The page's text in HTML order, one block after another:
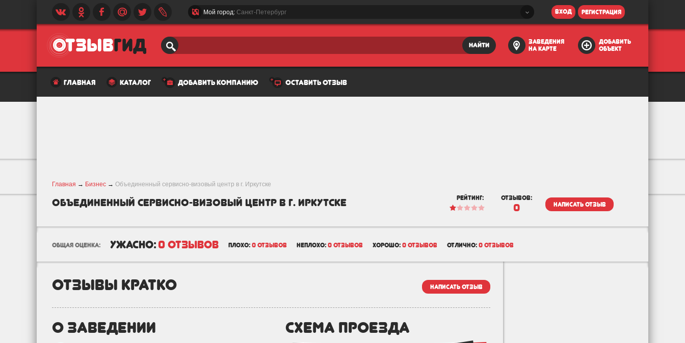
Мой город: Санкт-Петербург вход регистрация
найти
заведения
на карте
добавить
объект
главная каталог добавить компанию оставить отзыв
Главная → Бизнес → Объединенный сервисно-визовый центр в г. Иркутске
Объединенный сервисно-визовый центр в г. Иркутске рейтинг: отзывов:
0 написать отзыв
общая оценка: ужасно: 0 отзывов плохо: 0 отзывов неплохо: 0 отзывов хорошо: 0 отзывов отлично: 0 отзывов
отзывы кратко написать отзыв
о заведении схема проезда